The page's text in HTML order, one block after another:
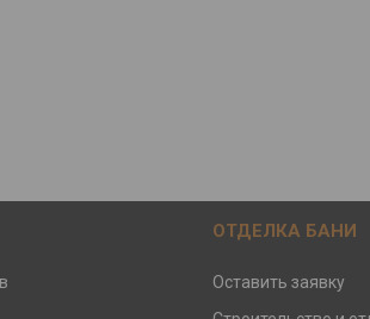
ОТДЕЛКА БАНИ
Оставить заявку